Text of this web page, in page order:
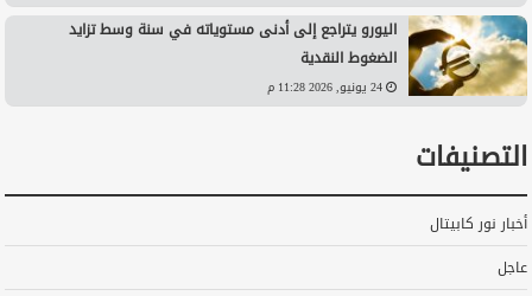
اليورو يتراجع إلى أدنى مستوياته في سنة وسط تزايد
الضغوط النقدية
24 يونيو, 2026 11:28 م
التصنيفات
أخبار نور كابيتال
عاجل